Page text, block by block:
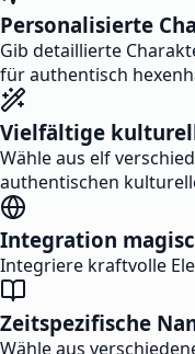
Personalisierte
Gib detaillierte
für authentisch
Vielfältige
Wähle aus elf
authentischen
Integration
Integriere kraftvolle
Zeitspezifische
Wähle aus